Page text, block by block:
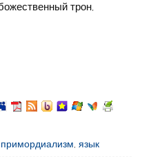
трон,
примордиализм ,язык